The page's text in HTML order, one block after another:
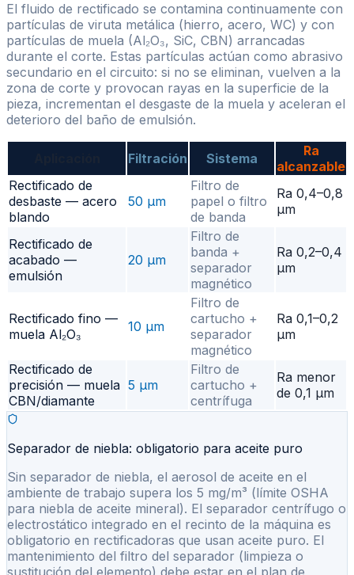
El fluido de rectificado se contamina continuamente con
partículas de viruta metálica (hierro, acero, WC) y con
partículas de muela (Al₂O₃, SiC, CBN) arrancadas
durante el corte. Estas partículas actúan como abrasivo
secundario en el circuito: si no se eliminan, vuelven a la
zona de corte y provocan rayas en la superficie de la
pieza, incrementan el desgaste de la muela y aceleran el
deterioro del baño de emulsión.
Filtración Sistema
Ra
alcanzable
Rectificado de
desbaste — acero
blando
50 µm
Filtro de
papel o filtro
de banda
Ra 0,4–0,8
µm
Rectificado de
acabado —
emulsión
20 µm
Filtro de
banda +
separador
magnético
Ra 0,2–0,4
µm
Rectificado fino —
muela Al₂O₃
10 µm
Filtro de
cartucho +
separador
magnético
Ra 0,1–0,2
µm
Rectificado de
precisión — muela
CBN/diamante
5 µm
Filtro de
cartucho +
centrífuga
Ra menor
de 0,1 µm
Separador de niebla: obligatorio para aceite puro
Sin separador de niebla, el aerosol de aceite en el
ambiente de trabajo supera los 5 mg/m³ (límite OSHA
para niebla de aceite mineral). El separador centrífugo o
electrostático integrado en el recinto de la máquina es
obligatorio en rectificadoras que usan aceite puro. El
mantenimiento del filtro del separador (limpieza o